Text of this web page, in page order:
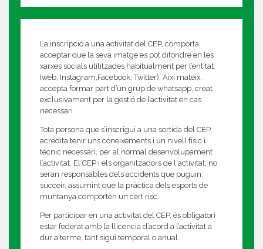
La inscripció a una activitat del CEP, comporta
acceptar que la seva imatge es pot difondre en les
xarxes socials utilitzades habitualment per l’entitat.
(web, Instagram,Facebook, Twitter). Així mateix,
accepta formar part d’un grup de whatsapp, creat
exclusivament per la gestió de l’activitat en cas
necessari.
Tota persona que s’inscrigui a una sortida del CEP,
acredita tenir uns coneixements i un nivell físic i
tècnic necessari, per al normal desenvolupament
l’activitat. El CEP i els organitzadors de l'activitat, no
seran responsables dels accidents que puguin
succeir, assumint que la pràctica dels esports de
muntanya comporten un cert risc.
Per participar en una activitat del CEP, és obligatori
estar federat amb la llicencia d’acord a l’activitat a
dur a terme, tant sigui temporal o anual.